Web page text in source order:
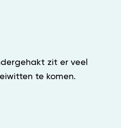
zit er veel
te komen.